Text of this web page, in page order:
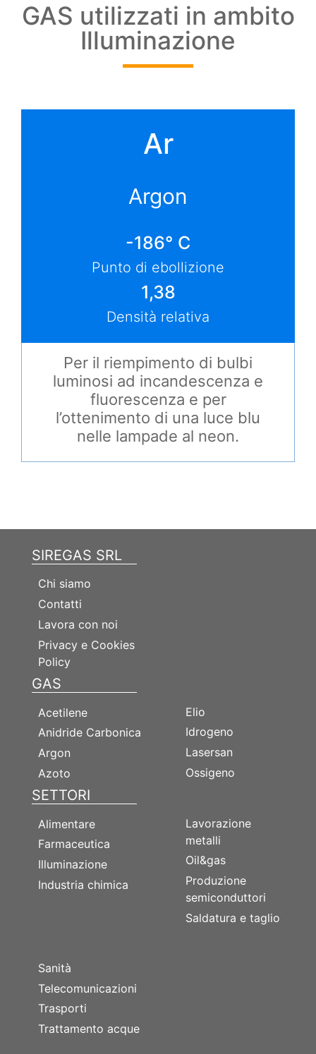
GAS utilizzati in ambito
Illuminazione
Ar
Argon
-186° C
Punto di ebollizione
1,38
Densità relativa
Per il riempimento di bulbi
luminosi ad incandescenza e
fluorescenza e per
l’ottenimento di una luce blu
nelle lampade al neon.
SIREGAS SRL
Chi siamo
Contatti
Lavora con noi
Privacy e Cookies
Policy
GAS
Acetilene
Anidride Carbonica
Argon
Azoto
Elio
Idrogeno
Lasersan
Ossigeno
SETTORI
Alimentare
Farmaceutica
Illuminazione
Industria chimica
Lavorazione
metalli
Oil&gas
Produzione
semiconduttori
Saldatura e taglio
Sanità
Telecomunicazioni
Trasporti
Trattamento acque